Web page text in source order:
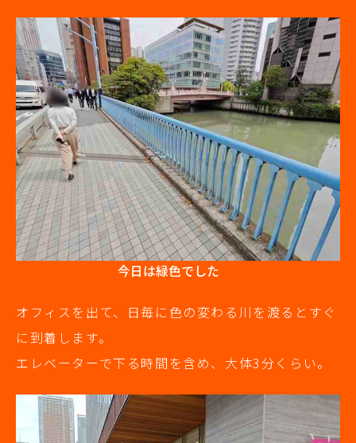
今日は緑色でした
オフィスを出て、日毎に色の変わる川を渡るとすぐ
に到着します。
エレベーターで下る時間を含め、大体3分くらい。